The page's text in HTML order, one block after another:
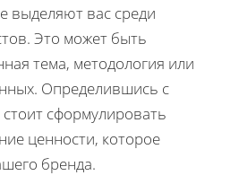
выделяют вас среди
Это может быть
тема, методология или
Определившись с
сформулировать
ценности, которое
бренда.